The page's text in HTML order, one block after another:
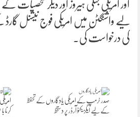
اور امریکی جنگی ہیروز اور دیگر
لیے واشنگٹن میں امریکی فوج نیشنل
کی درخواست کی۔
کرنا
صدر ٹرمپ کے امریکی یادگاروں کے تحفظ
کے لیے ایگزیکٹو آرڈر پر دستخط